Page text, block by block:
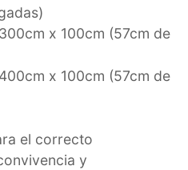
x 100cm (57cm de
x 100cm (57cm de
el correcto
y